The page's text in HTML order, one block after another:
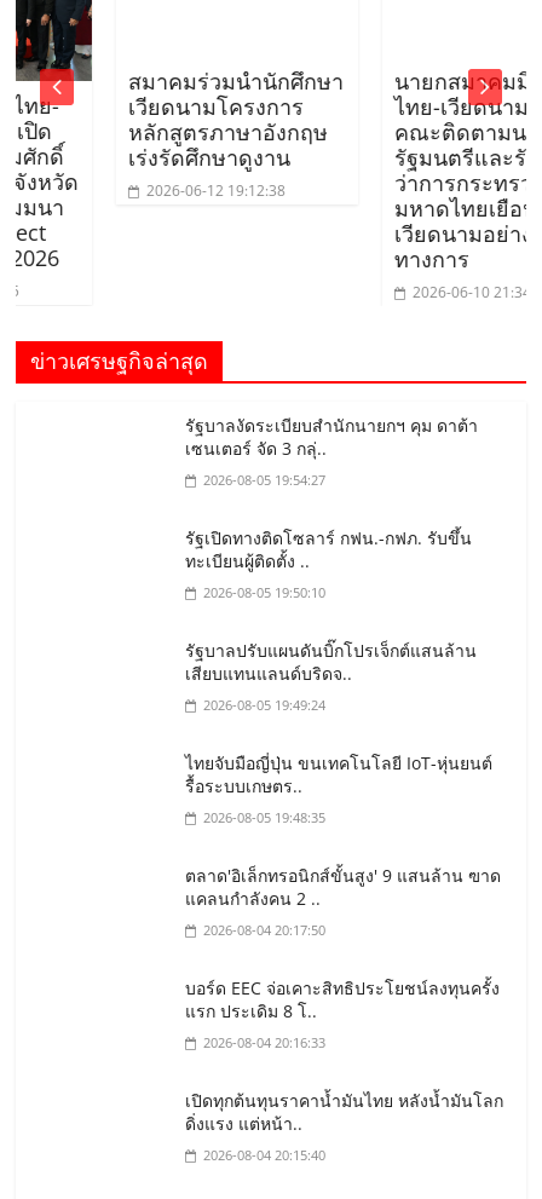
ด
สมาคมร่วมนำนักศึกษา
เวียดนามโครงการ
หลักสูตรภาษาอังกฤษ
เร่งรัดศึกษาดูงาน
2026-06-12 19:12:38
นายกสมาคมมิตรภาพ
ไทย-เวียดนาม ร่วม
คณะติดตามนายก
รัฐมนตรีและรัฐมนตรี
ว่าการกระทรวง
มหาดไทยเยือน
เวียดนามอย่างเป็น
ทางการ
2026-06-10 21:34:11
ข่าวเศรษฐกิจล่าสุด
รัฐบาลงัดระเบียบสำนักนายกฯ คุม ดาต้า
เซนเตอร์ จัด 3 กลุ่..
2026-08-05 19:54:27
รัฐเปิดทางติดโซลาร์ กฟน.-กฟภ. รับขึ้น
ทะเบียนผู้ติดตั้ง ..
2026-08-05 19:50:10
รัฐบาลปรับแผนดันบิ๊กโปรเจ็กต์แสนล้าน
เสียบแทนแลนด์บริดจ..
2026-08-05 19:49:24
ไทยจับมือญี่ปุ่น ขนเทคโนโลยี IoT-หุ่นยนต์
รื้อระบบเกษตร..
2026-08-05 19:48:35
ตลาด'อิเล็กทรอนิกส์ขั้นสูง' 9 แสนล้าน ฃาด
แคลนกำลังคน 2 ..
2026-08-04 20:17:50
บอร์ด EEC จ่อเคาะสิทธิประโยชน์ลงทุนครั้ง
แรก ประเดิม 8 โ..
2026-08-04 20:16:33
เปิดทุกต้นทุนราคาน้ำมันไทย หลังน้ำมันโลก
ดิ่งแรง แต่หน้า..
2026-08-04 20:15:40